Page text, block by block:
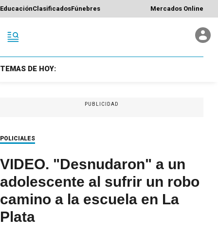
EducaciónClasificadosFúnebres Mercados Online
TEMAS DE HOY:
PUBLICIDAD
POLICIALES
VIDEO. "Desnudaron" a un
adolescente al sufrir un robo
camino a la escuela en La
Plata